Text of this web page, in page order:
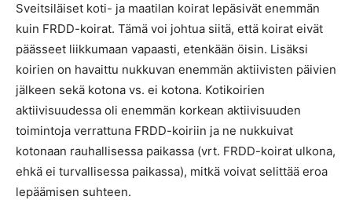
Sveitsiläiset koti- ja maatilan koirat lepäsivät enemmän
kuin FRDD-koirat. Tämä voi johtua siitä, että koirat eivät
päässeet liikkumaan vapaasti, etenkään öisin. Lisäksi
koirien on havaittu nukkuvan enemmän aktiivisten päivien
jälkeen sekä kotona vs. ei kotona. Kotikoirien
aktiivisuudessa oli enemmän korkean aktiivisuuden
toimintoja verrattuna FRDD-koiriin ja ne nukkuivat
kotonaan rauhallisessa paikassa (vrt. FRDD-koirat ulkona,
ehkä ei turvallisessa paikassa), mitkä voivat selittää eroa
lepäämisen suhteen.